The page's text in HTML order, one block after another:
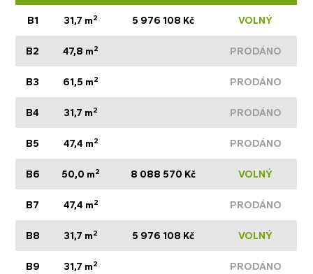
B1 31,7 m2 5 976 108 Kč VOLNÝ
B2 47,8 m2 PRODÁNO
B3 61,5 m2 PRODÁNO
B4 31,7 m2 PRODÁNO
B5 47,4 m2 PRODÁNO
B6 50,0 m2 8 088 570 Kč VOLNÝ
B7 47,4 m2 PRODÁNO
B8 31,7 m2 5 976 108 Kč VOLNÝ
B9 31,7 m2 PRODÁNO